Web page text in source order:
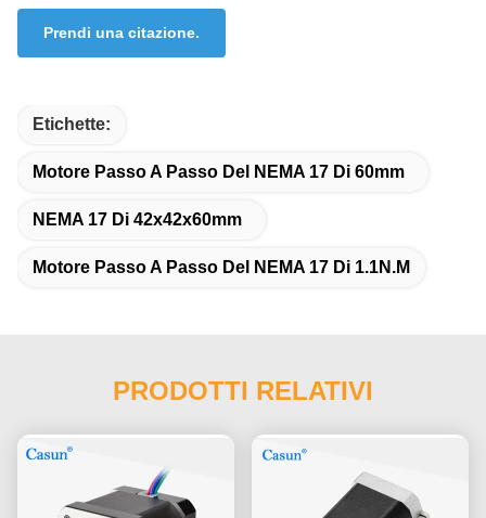
Prendi una citazione.
Etichette:
Motore Passo A Passo Del NEMA 17 Di 60mm
NEMA 17 Di 42x42x60mm
Motore Passo A Passo Del NEMA 17 Di 1.1N.M
PRODOTTI RELATIVI